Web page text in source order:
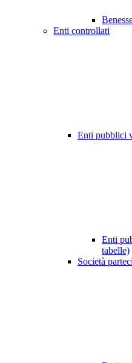
Enti controllati
Enti pubblici
Enti
tabelle)
Società